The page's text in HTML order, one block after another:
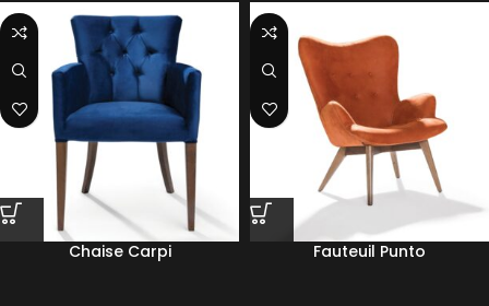
Chaise Carpi Fauteuil Punto